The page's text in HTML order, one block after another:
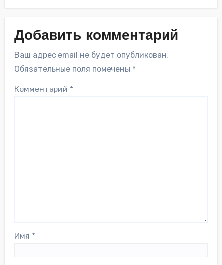
Добавить комментарий
Ваш адрес email не будет опубликован.
Обязательные поля помечены *
Комментарий *
Имя *